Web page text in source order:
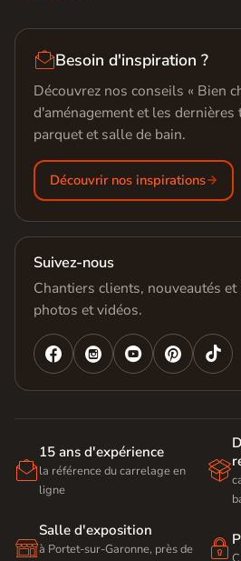
Besoin d'inspiration ?
Découvrez nos conseils « Bien
d'aménagement et les dernières
parquet et salle de bain.
Découvrir nos inspirations
Suivez-nous
Chantiers clients, nouveautés et
photos et vidéos.
   

15 ans d'expérience
la référence du carrelage en
ligne


Salle d'exposition
à Portet-sur-Garonne, près de
